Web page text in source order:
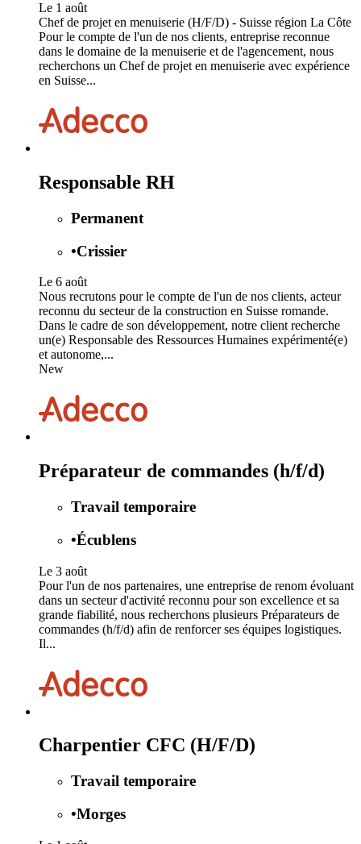
Le 1 août
Chef de projet en menuiserie (H/F/D) - Suisse région La Côte
Pour le compte de l'un de nos clients, entreprise reconnue
dans le domaine de la menuiserie et de l'agencement, nous
recherchons un Chef de projet en menuiserie avec expérience
en Suisse...
Responsable RH
Permanent
•Crissier
Le 6 août
Nous recrutons pour le compte de l'un de nos clients, acteur
reconnu du secteur de la construction en Suisse romande.
Dans le cadre de son développement, notre client recherche
un(e) Responsable des Ressources Humaines expérimenté(e)
et autonome,...
New
Préparateur de commandes (h/f/d)
Travail temporaire
•Écublens
Le 3 août
Pour l'un de nos partenaires, une entreprise de renom évoluant
dans un secteur d'activité reconnu pour son excellence et sa
grande fiabilité, nous recherchons plusieurs Préparateurs de
commandes (h/f/d) afin de renforcer ses équipes logistiques.
Il...
Charpentier CFC (H/F/D)
Travail temporaire
•Morges